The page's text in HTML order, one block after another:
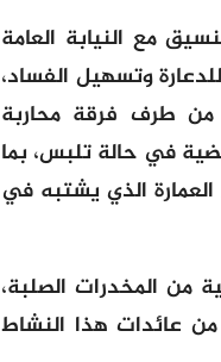
مع النيابة العامة
وتسهيل الفساد،
من طرف فرقة محاربة
في حالة تلبس، بما
الذي يشتبه في
من المخدرات الصلبة،
عائدات هذا النشاط